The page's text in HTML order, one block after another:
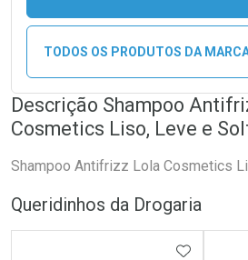
TODOS OS PRODUTOS DA
Descrição Shampoo
Cosmetics Liso, Leve e
Shampoo Antifrizz Lola Cosmetics
Queridinhos da Drogaria